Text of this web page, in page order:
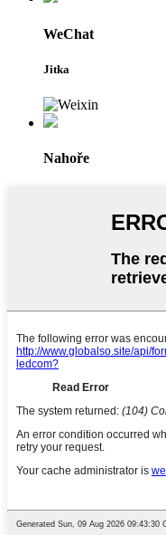
WeChat
Jitka
Nahoře